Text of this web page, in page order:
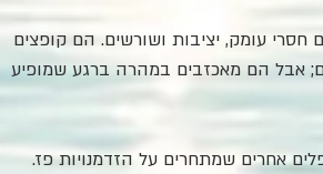
עומק, יציבות ושורשים. הם קופצים
אבל הם מאכזבים במהרה ברגע שמופיע
אחרים שמתחרים על הזדמנויות פז.